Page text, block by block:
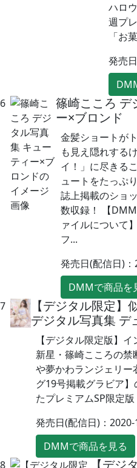
ハロ
週プ
「お
発売
6
篠崎こころ デ
ー×ブロンド
金髪ショートが
も見え隠れする
イ！」に尽きる
ュートをたっぷ
誌上掲載のショ
数収録！ 【
ァイルについて
フ...
発売日(配信日)
DMMで商品を
7
【デジタル限定】
デジタル写真集 デ
【デジタル限定版】
新星・篠崎こころの禁
や夢かわランジェリ
グ19号掲載グラビア
たプレミアムSP限定版
発売日(配信日)：
DMMで商品を見る
8
【デジ